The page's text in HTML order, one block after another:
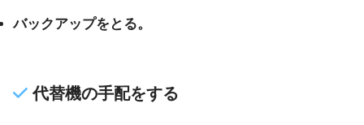
バックアップをとる。
代替機の手配をする